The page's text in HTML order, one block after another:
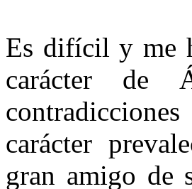
Es difícil y me
carácter de
carácter
gran amigo de